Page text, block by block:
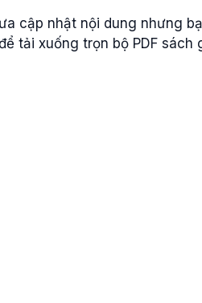
cập nhật nội dung nhưng
tải xuống trọn bộ PDF